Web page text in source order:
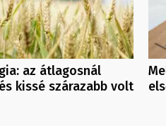
az átlagosnál
kissé szárazabb volt